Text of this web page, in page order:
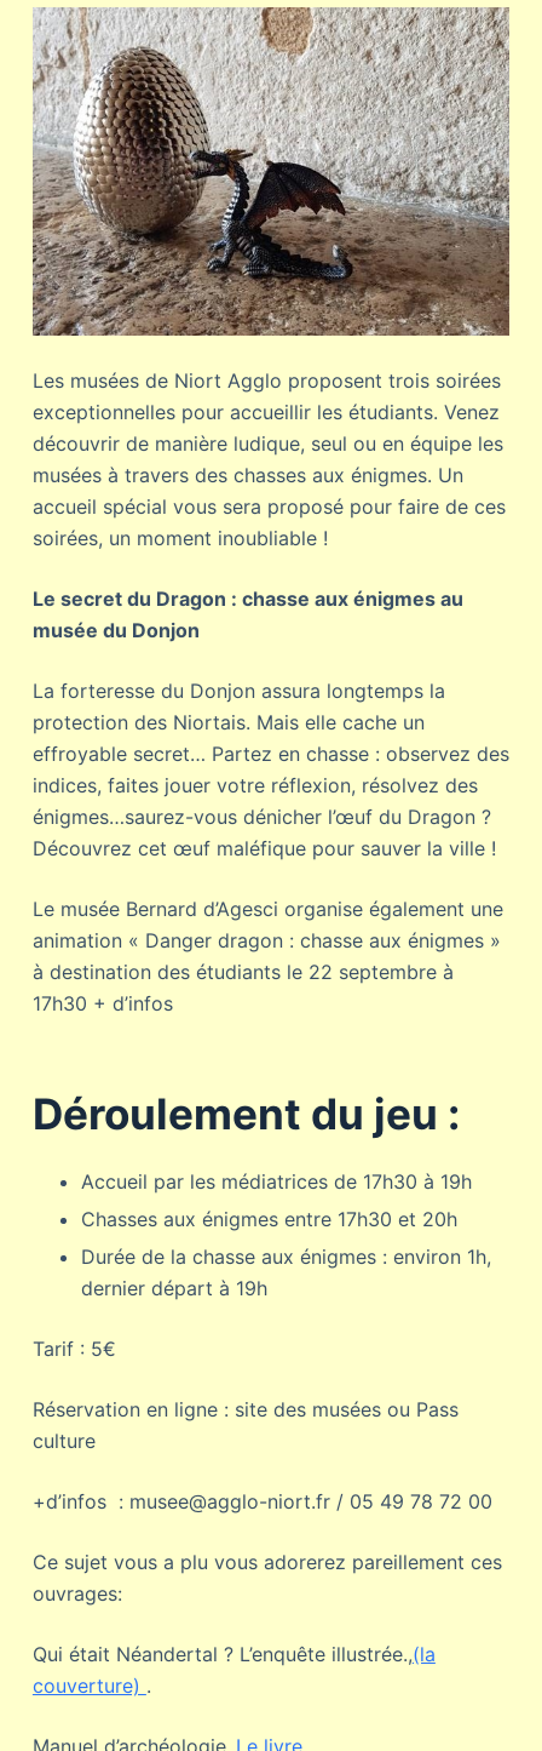
Les musées de Niort Agglo proposent trois soirées
exceptionnelles pour accueillir les étudiants. Venez
découvrir de manière ludique, seul ou en équipe les
musées à travers des chasses aux énigmes. Un
accueil spécial vous sera proposé pour faire de ces
soirées, un moment inoubliable !
Le secret du Dragon : chasse aux énigmes au
musée du Donjon
La forteresse du Donjon assura longtemps la
protection des Niortais. Mais elle cache un
effroyable secret… Partez en chasse : observez des
indices, faites jouer votre réflexion, résolvez des
énigmes…saurez-vous dénicher l’œuf du Dragon ?
Découvrez cet œuf maléfique pour sauver la ville !
Le musée Bernard d’Agesci organise également une
animation « Danger dragon : chasse aux énigmes »
à destination des étudiants le 22 septembre à
17h30 + d’infos
Déroulement du jeu :
Accueil par les médiatrices de 17h30 à 19h
Chasses aux énigmes entre 17h30 et 20h
Durée de la chasse aux énigmes : environ 1h,
dernier départ à 19h
Tarif : 5€
Réservation en ligne : site des musées ou Pass
culture
+d’infos : musee@agglo-niort.fr / 05 49 78 72 00
Ce sujet vous a plu vous adorerez pareillement ces
ouvrages:
Qui était Néandertal ? L’enquête illustrée.,(la
couverture) .
Manuel d’archéologie., Le livre